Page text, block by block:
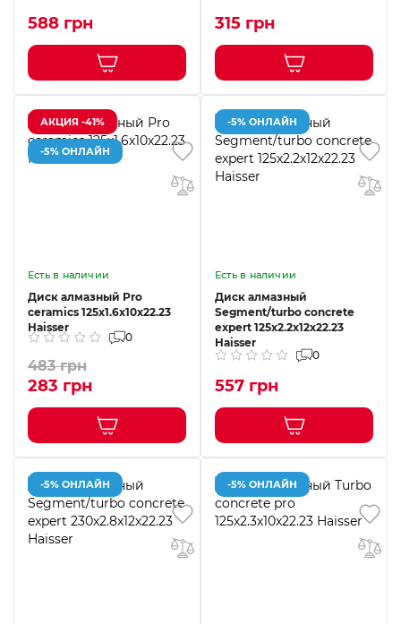
588 грн 315 грн
АКЦИЯ -41%
-5% ОНЛАЙН
Есть в наличии
Диск алмазный Pro
ceramics 125х1.6х10х22.23
Haisser
0
483 грн
283 грн
-5% ОНЛАЙН
Есть в наличии
Диск алмазный
Segment/turbo concrete
expert 125х2.2х12х22.23
Haisser
0
557 грн
-5% ОНЛАЙН -5% ОНЛАЙН